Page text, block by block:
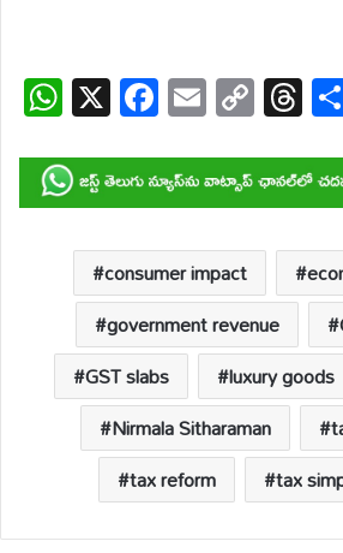
W
h
at
s
A
p
p
X F
ac
e
b
o
o
k
E
m
ail
C
o
p
y
Li
n
k
T
hr
e
a
d
s
consumer impact
government revenue
GST slabs
luxury goods
Nirmala Sitharaman
tax reform
tax